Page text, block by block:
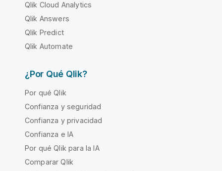
Qlik Cloud Analytics
Qlik Answers
Qlik Predict
Qlik Automate
¿Por Qué Qlik?
Por qué Qlik
Confianza y seguridad
Confianza y privacidad
Confianza e IA
Por qué Qlik para la IA
Comparar Qlik